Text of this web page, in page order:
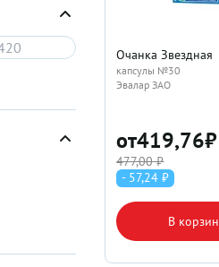
Очанка Звездная
капсулы №30
Эвалар ЗАО
от419,76₽
477,00 ₽
- 57,24 ₽
В